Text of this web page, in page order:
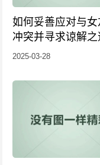
如何妥善应对与女
冲突并寻求谅解之
2025-03-28